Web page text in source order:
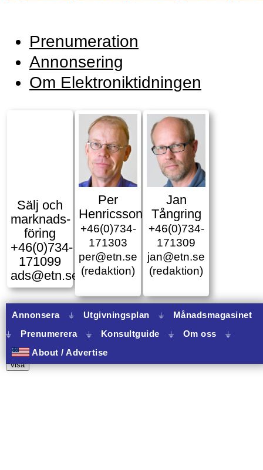
Prenumeration
Annonsering
Om Elektroniktidningen
Sälj och
marknads­
föring
+46(0)734-
171099
ads@etn.se
Per
Henricsson
+46(0)734-
171303
per@etn.se
(redaktion)
Jan
Tångring
+46(0)734-
171309
jan@etn.se
(redaktion)
Annonsera ⏚ Utgivningsplan ⏚
Månadsmagasinet
⏚
Prenumerera ⏚ Konsultguide ⏚ Om oss
⏚
About / Advertise
10 banners varav 10 har onclick.